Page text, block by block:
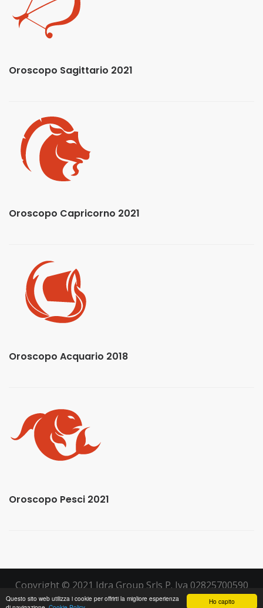
Ho capito
Questo sito web utilizza i cookie per offrirti la migliore esperienza
Oroscopo Sagittario 2021
Oroscopo Capricorno 2021
Oroscopo Acquario 2018
Oroscopo Pesci 2021
Copyright © 2021 Idra Group Srls P. Iva 02825700590